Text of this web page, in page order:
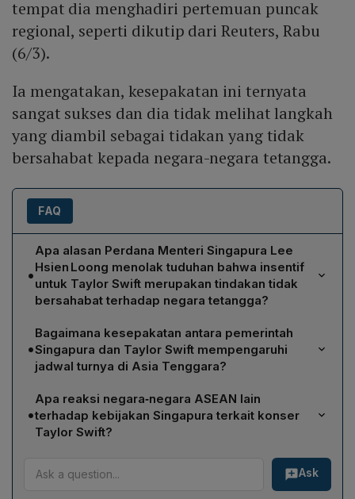
tempat dia menghadiri pertemuan puncak
regional, seperti dikutip dari Reuters, Rabu
(6/3).
Ia mengatakan, kesepakatan ini ternyata
sangat sukses dan dia tidak melihat langkah
yang diambil sebagai tidakan yang tidak
bersahabat kepada negara-negara tetangga.
FAQ
•
Apa alasan Perdana Menteri Singapura Lee
Hsien Loong menolak tuduhan bahwa insentif
untuk Taylor Swift merupakan tindakan tidak
bersahabat terhadap negara tetangga?
Lee menyatakan bahwa pemberian insentif kepada
Taylor Swift tidak dimaksudkan untuk menyakiti
hubungan dengan negara‑negara ASEAN, melainkan
bagian dari negosiasi normal untuk menjadikan
Singapura satu‑satunya tempat persinggahan
konsernya di Asia Tenggara. Ia menilai kesepakatan
tersebut berhasil tidak melihatnya sebagai tindakan
•
Bagaimana kesepakatan antara pemerintah
Singapura dan Taylor Swift mempengaruhi
jadwal turnya di Asia Tenggara?
Kesepakatan itu menghasilkan enam konser yang
terjual habis di Singapura, menjadikannya satu‑satunya
pemberhentian Swift di wilayah ASEAN. Pemerintah
Singapura memberikan izin tanpa mengungkap detail
perjanjian, sementara promotor AEG Presents
membantu mewujudkan penampilan tersebut.
•
Apa reaksi negara‑negara ASEAN lain
terhadap kebijakan Singapura terkait konser
Taylor Swift?
Perdana Menteri Thailand menyindir insentif yang
diberikan Singapura, menganggapnya tidak adil karena
menghalangi konser di negara lain. Seorang anggota
Ask